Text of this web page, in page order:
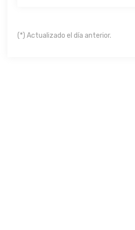
(*) Actualizado el día anterior.